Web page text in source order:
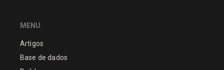
MENU
Artigos
Base de dados